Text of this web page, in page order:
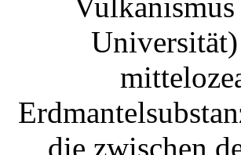
die zwischen